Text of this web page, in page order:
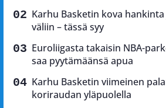
Karhu Basketin kova
väliin – tässä syy
Euroliigasta takaisin NBA-
saa pyytämäänsä apua
Karhu Basketin viimeinen
koriraudan yläpuolella